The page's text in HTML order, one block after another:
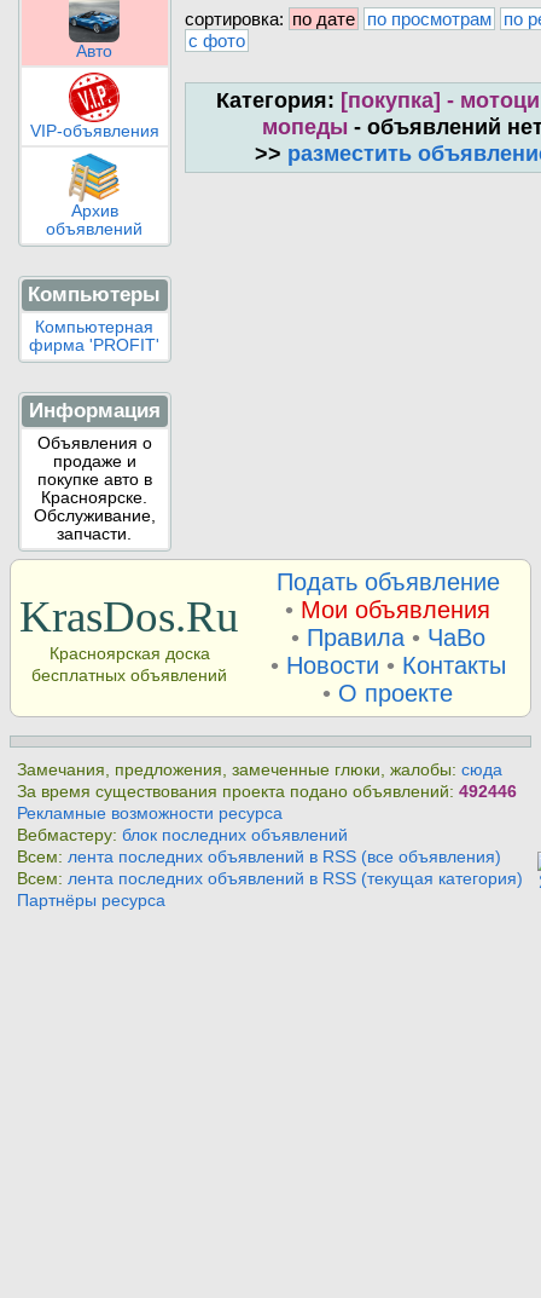
Авто
VIP-объявления
Архив
объявлений
Компьютеры
Компьютерная
фирма 'PROFIT'
Информация
Объявления о
продаже и
покупке авто в
Красноярске.
Обслуживание,
запчасти.
сортировка: по дате по просмотрам
по
с фото
Категория: [покупка] -
мопеды - объявлений
>> разместить
KrasDos.Ru
Красноярская доска
бесплатных объявлений
Подать объявление
• Мои объявления
• Правила• ЧаВо
• Новости • Контакты
• О проекте
Замечания, предложения, замеченные глюки, жалобы:сюда
За время существования проекта подано объявлений:492446
Рекламные возможности ресурса
Вебмастеру:блок последних объявлений
Всем: лента последних объявлений в RSS (все объявления)
Всем: лента последних объявлений в RSS (текущая категория)
Партнёры ресурса